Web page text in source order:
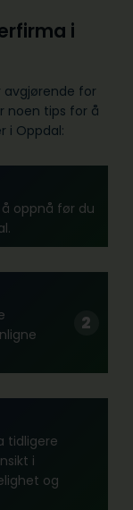
i
avgjørende for
noen tips for å
i Oppdal:
oppnå før du
tidligere
i
og